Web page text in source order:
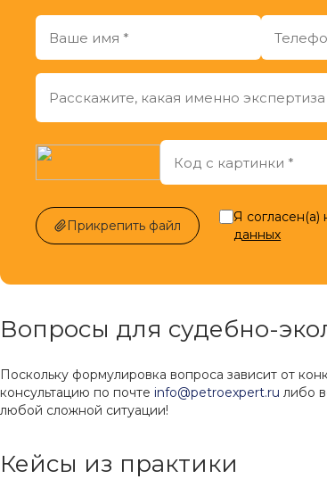
Прикрепить файл
Я согласен(а)
данных
Вопросы для судебно-
Поскольку формулировка вопроса зависит от
консультацию по почте info@petroexpert.ru либо
любой сложной ситуации!
Кейсы из практики